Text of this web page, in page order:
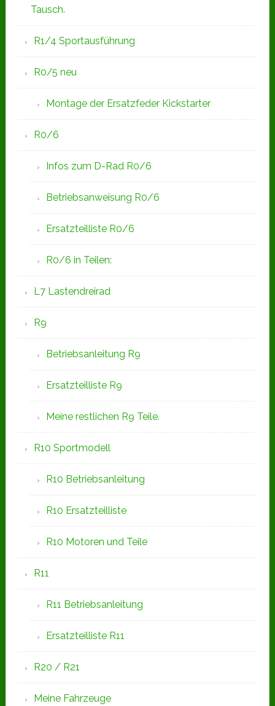
Tausch.
R1/4 Sportausführung
R0/5 neu
Montage der Ersatzfeder Kickstarter
R0/6
Infos zum D-Rad R0/6
Betriebsanweisung R0/6
Ersatzteilliste R0/6
R0/6 in Teilen:
L7 Lastendreirad
R9
Betriebsanleitung R9
Ersatzteilliste R9
Meine restlichen R9 Teile.
R10 Sportmodell
R10 Betriebsanleitung
R10 Ersatzteilliste
R10 Motoren und Teile
R11
R11 Betriebsanleitung
Ersatzteilliste R11
R20 / R21
Meine Fahrzeuge